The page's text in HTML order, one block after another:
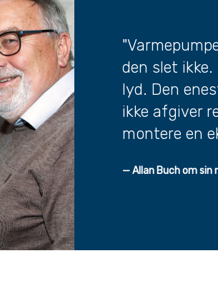
den slet
lyd. Den
ikke afgiver
montere en
— Allan Buch om